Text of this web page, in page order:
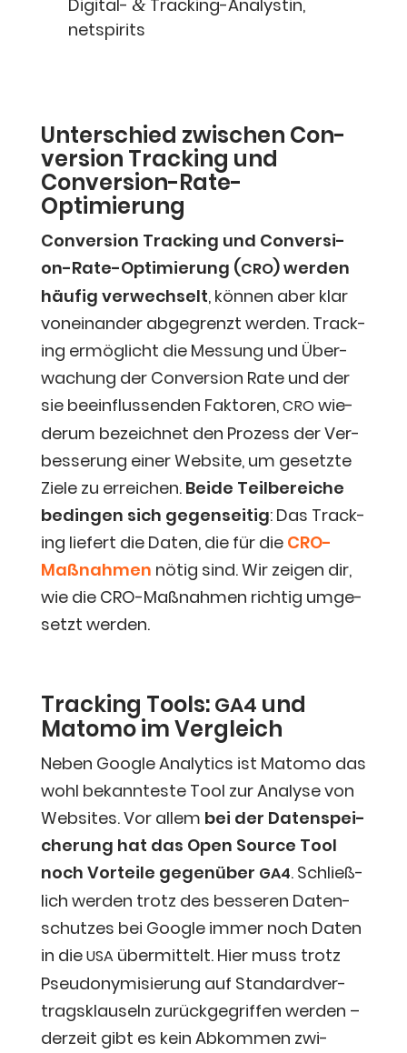
Digi­tal- &Track­ing-Ana­lys­tin,
netspirits
Unter­schied zwi­schen Con­
ver­si­on Track­ing und
Conversion-Rate-
Optimierung
Con­ver­si­on Track­ing und Con­ver­si­
on-Rate-Opti­mie­rung (CRO) wer­den
häu­fig ver­wech­selt, kön­nen aber klar
von­ein­an­der abge­grenzt wer­den. Track­
ing ermög­licht die Mes­sung und Über­
wa­chung der Con­ver­si­on Rate und der
sie beein­flus­sen­den Fak­to­ren,CRO wie­
der­um bezeich­net den Pro­zess der Ver­
bes­se­rung einer Web­site, um gesetz­te
Zie­le zu errei­chen. Bei­de Teil­be­rei­che
bedin­gen sich gegen­sei­tig: Das Track­
ing lie­fert die Daten, die für die CRO-
Maß­nah­men nötig sind. Wir zei­gen dir,
wie die CRO-Maß­nah­men rich­tig umge­
setzt werden.
Track­ing Tools:GA4 und
Mato­mo im Vergleich
Neben Goog­le Ana­ly­tics ist Mato­mo das
wohl bekann­tes­te Tool zur Ana­ly­se von
Web­sites. Vor allem bei der Daten­spei­
che­rung hat das Open Source Tool
noch Vor­tei­le gegen­über GA4. Schließ­
lich wer­den trotz des bes­se­ren Daten­
schut­zes bei Goog­le immer noch Daten
in dieUSAüber­mit­telt. Hier muss trotz
Pseud­ony­mi­sie­rung auf Stan­dard­ver­
trags­klau­seln zurück­ge­grif­fen wer­den –
der­zeit gibt es kein Abkom­men zwi­